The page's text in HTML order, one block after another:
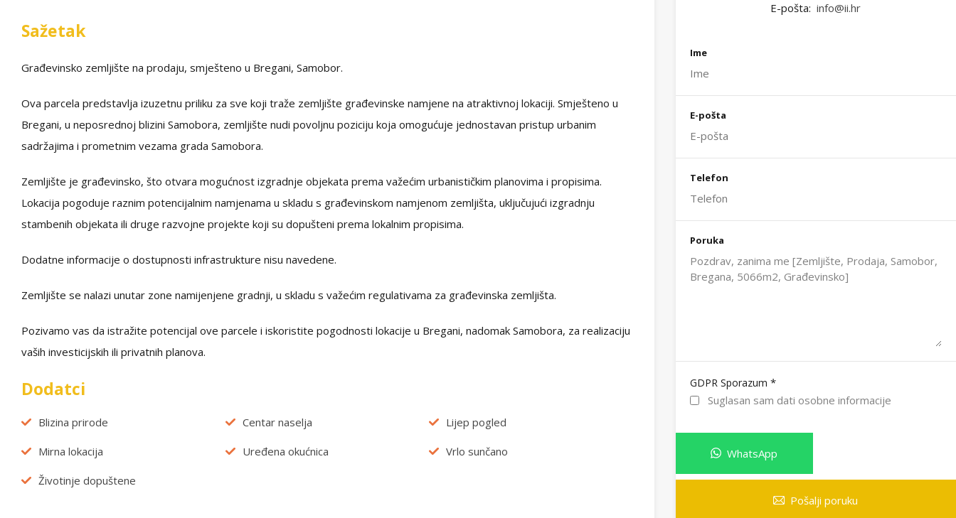
Sažetak
Građevinsko zemljište na prodaju, smješteno u Bregani, Samobor.
Ova parcela predstavlja izuzetnu priliku za sve koji traže zemljište građevinske namjene na atraktivnoj lokaciji. Smješteno u
Bregani, u neposrednoj blizini Samobora, zemljište nudi povoljnu poziciju koja omogućuje jednostavan pristup urbanim
sadržajima i prometnim vezama grada Samobora.
Zemljište je građevinsko, što otvara mogućnost izgradnje objekata prema važećim urbanističkim planovima i propisima.
Lokacija pogoduje raznim potencijalnim namjenama u skladu s građevinskom namjenom zemljišta, uključujući izgradnju
stambenih objekata ili druge razvojne projekte koji su dopušteni prema lokalnim propisima.
Dodatne informacije o dostupnosti infrastrukture nisu navedene.
Zemljište se nalazi unutar zone namijenjene gradnji, u skladu s važećim regulativama za građevinska zemljišta.
Pozivamo vas da istražite potencijal ove parcele i iskoristite pogodnosti lokacije u Bregani, nadomak Samobora, za realizaciju
vaših investicijskih ili privatnih planova.
Dodatci
Blizina prirode Centar naselja Lijep pogled
Mirna lokacija Uređena okućnica Vrlo sunčano
Životinje dopuštene
E-pošta: info@ii.hr
Ime
E-pošta
Telefon
Poruka
GDPR Sporazum *
Suglasan sam dati osobne informacije
WhatsApp
Pošalji poruku